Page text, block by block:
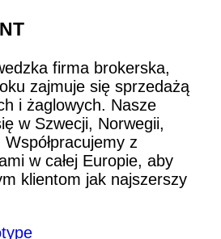
firma brokerska,
zajmuje się sprzedażą
i żaglowych. Nasze
w Szwecji, Norwegii,
z
w całej Europie, aby
klientom jak najszerszy